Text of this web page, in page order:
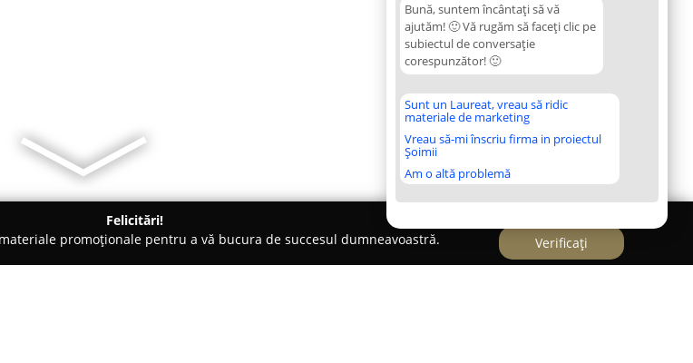
Bună, suntem încântați să vă
ajutăm! 🙂 Vă rugăm să faceți clic pe
subiectul de conversație
corespunzător! 🙂
Sunt un Laureat, vreau să ridic
materiale de marketing
Vreau să-mi înscriu firma in proiectul
Șoimii
Am o altă problemă
Felicitări!
promoționale pentru a vă bucura de succesul dumneavoastră.
Verificați